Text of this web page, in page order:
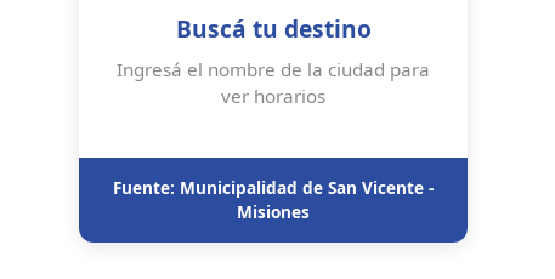
Buscá tu destino
Ingresá el nombre de la ciudad para
ver horarios
Fuente: Municipalidad de San Vicente -
Misiones